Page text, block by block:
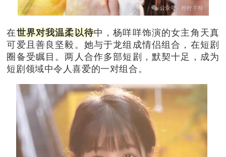
在世界对我温柔以待中，杨咩咩饰演的女主角天真
可爱且善良坚毅。她与于龙组成情侣组合，在短剧
圈备受瞩目。两人合作多部短剧，默契十足，成为
短剧领域中令人喜爱的一对组合。